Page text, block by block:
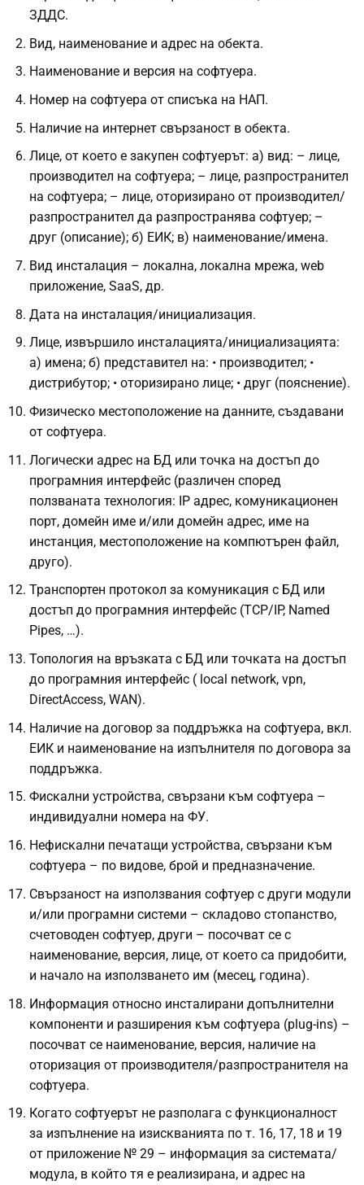
ЗДДС.
Вид, наименование и адрес на обекта.
Наименование и версия на софтуера.
Номер на софтуера от списъка на НАП.
Наличие на интернет свързаност в обекта.
Лице, от което е закупен софтуерът: а) вид: – лице,
производител на софтуера; – лице, разпространител
на софтуера; – лице, оторизирано от производител/
разпространител да разпространява софтуер; –
друг (описание); б) ЕИК; в) наименование/имена.
Вид инсталация – локална, локална мрежа, web
приложение, SaaS, др.
Дата на инсталация/инициализация.
Лице, извършило инсталацията/инициализацията:
а) имена; б) представител на: • производител; •
дистрибутор; • оторизирано лице; • друг (пояснение).
Физическо местоположение на данните, създавани
от софтуера.
Логически адрес на БД или точка на достъп до
програмния интерфейс (различен според
ползваната технология: IP адрес, комуникационен
порт, домейн име и/или домейн адрес, име на
инстанция, местоположение на компютърен файл,
друго).
Транспортен протокол за комуникация с БД или
достъп до програмния интерфейс (TCP/IP, Named
Pipes, …).
Топология на връзката с БД или точката на достъп
до програмния интерфейс ( local network, vpn,
DirectAccess, WAN).
Наличие на договор за поддръжка на софтуера, вкл.
ЕИК и наименование на изпълнителя по договора за
поддръжка.
Фискални устройства, свързани към софтуера –
индивидуални номера на ФУ.
Нефискални печатащи устройства, свързани към
софтуера – по видове, брой и предназначение.
Свързаност на използвания софтуер с други модули
и/или програмни системи – складово стопанство,
счетоводен софтуер, други – посочват се с
наименование, версия, лице, от което са придобити,
и начало на използването им (месец, година).
Информация относно инсталирани допълнителни
компоненти и разширения към софтуера (plug-ins) –
посочват се наименование, версия, наличие на
оторизация от производителя/разпространителя на
софтуера.
Когато софтуерът не разполага с функционалност
за изпълнение на изискванията по т. 16, 17, 18 и 19
от приложение № 29 – информация за системата/
модула, в който тя е реализирана, и адрес на